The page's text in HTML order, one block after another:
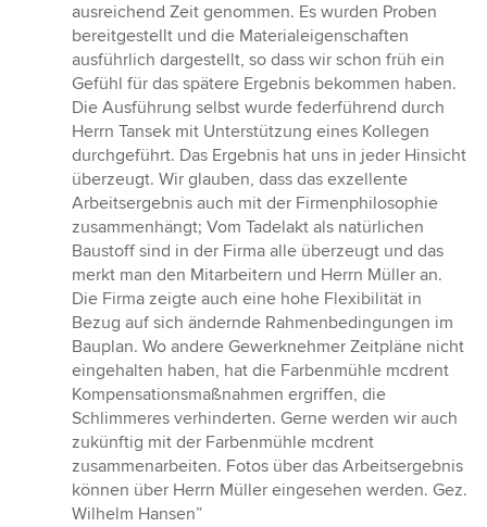
ausreichend Zeit genommen. Es wurden Proben
bereitgestellt und die Materialeigenschaften
ausführlich dargestellt, so dass wir schon früh ein
Gefühl für das spätere Ergebnis bekommen haben.
Die Ausführung selbst wurde federführend durch
Herrn Tansek mit Unterstützung eines Kollegen
durchgeführt. Das Ergebnis hat uns in jeder Hinsicht
überzeugt. Wir glauben, dass das exzellente
Arbeitsergebnis auch mit der Firmenphilosophie
zusammenhängt; Vom Tadelakt als natürlichen
Baustoff sind in der Firma alle überzeugt und das
merkt man den Mitarbeitern und Herrn Müller an.
Die Firma zeigte auch eine hohe Flexibilität in
Bezug auf sich ändernde Rahmenbedingungen im
Bauplan. Wo andere Gewerknehmer Zeitpläne nicht
eingehalten haben, hat die Farbenmühle mcdrent
Kompensationsmaßnahmen ergriffen, die
Schlimmeres verhinderten. Gerne werden wir auch
zukünftig mit der Farbenmühle mcdrent
zusammenarbeiten. Fotos über das Arbeitsergebnis
können über Herrn Müller eingesehen werden. Gez.
Wilhelm Hansen”